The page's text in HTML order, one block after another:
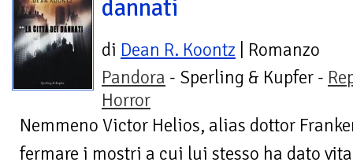
dannati
di Dean R. Koontz | Romanzo
Pandora - Sperling & Kupfer -
Horror
Nemmeno Victor Helios, alias dottor
fermare i mostri a cui lui stesso ha dato